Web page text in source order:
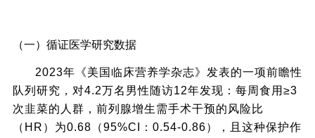
（一）循证医学研究数据
2023年《美国临床营养学杂志》发表的一项前瞻性
队列研究，对4.2万名男性随访12年发现：每周食用≥3
次韭菜的人群，前列腺增生需手术干预的风险比
（HR）为0.68（95%CI：0.54-0.86），且这种保护作